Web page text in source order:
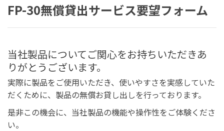
FP-30無償貸出サービス要望フォーム
当社製品についてご関心をお持ちいただきあ
りがとうございます。
実際に製品をご使用いただき、使いやすさを実感していた
だくために、製品の無償お貸し出しを行っております。
是非この機会に、当社製品の機能や操作性をご体験くださ
い。